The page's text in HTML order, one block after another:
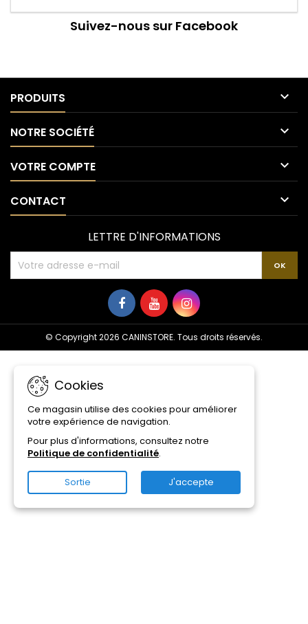
Suivez-nous sur Facebook
PRODUITS 
NOTRE SOCIÉTÉ 
VOTRE COMPTE 
CONTACT 
Cookies
Ce magasin utilise des cookies pour améliorer
votre expérience de navigation.
Pour plus d'informations, consultez notre
Politique de confidentialité.
Sortie J'accepte
LETTRE D'INFORMATIONS
© Copyright 2026 CANINSTORE. Tous droits réservés.